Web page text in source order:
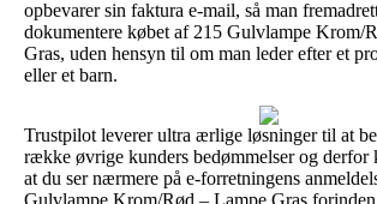
opbevarer sin faktura e-mail, så man
dokumentere købet af 215 Gulvlampe Krom/
Gras, uden hensyn til om man leder efter et
eller et barn.
Trustpilot leverer ultra ærlige løsninger til at
række øvrige kunders bedømmelser og derfor
at du ser nærmere på e-forretningens
Gulvlampe Krom/Rød – Lampe Gras forinden